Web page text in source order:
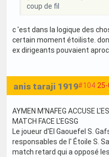
coup de fil
c 'est dans la logique des
certain moment étoiliste.
ex dirigeants pouvaient
#104
anis taraji 1919
AYMEN M'NAFEG ACCUSE
MATCH FACE L'EGSG
Le joueur d'El Gaouefel S.
responsables de l' Étoile S.
match retard qui a opposé